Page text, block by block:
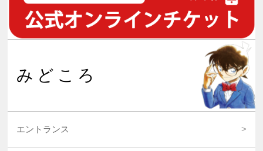
みどころ
エントランス